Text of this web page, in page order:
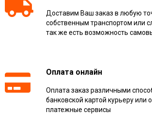
Доставим Ваш заказ в любую
собственным транспортом или
так же есть возможность
Оплата онлайн
Оплата заказ различными
банковской картой курьеру или
платежные сервисы